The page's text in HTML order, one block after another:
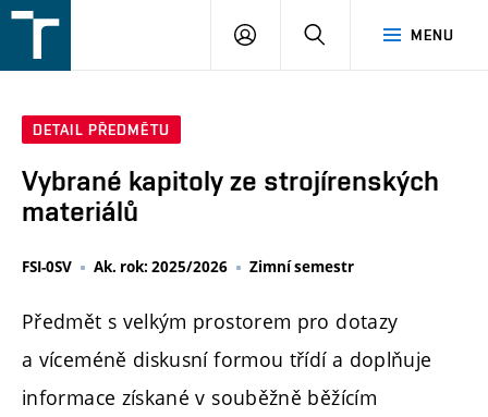
v
MENU
PŘIHLÁŠENÍ
DETAIL PŘEDMĚTU
Vybrané kapitoly ze strojírenských
materiálů
FSI-0SV Ak. rok: 2025/2026 Zimní semestr
Předmět s velkým prostorem pro dotazy
a víceméně diskusní formou třídí a doplňuje
informace získané v souběžně běžícím